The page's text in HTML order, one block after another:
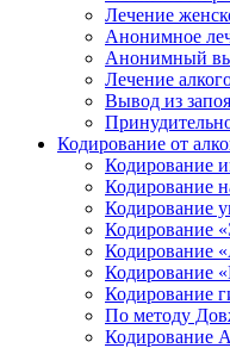
Лечение
Анонимное
Анонимный
Лечение
Вывод из
Кодирование от
Кодирование
Кодирование
Кодирование
Кодирование
Кодирование
Кодирование
Кодирование
По методу
Кодирование